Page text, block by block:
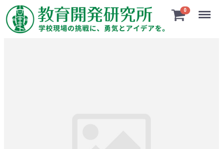
0 Menu